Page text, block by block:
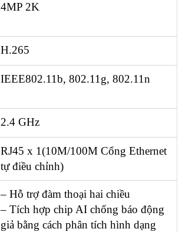
4MP 2K
H.265
IEEE802.11b, 802.11g, 802.11n
2.4 GHz
RJ45 x 1(10M/100M Cổng Ethernet
tự điều chỉnh)
– Hỗ trợ đàm thoại hai chiều
– Tích hợp chip AI chống báo động
giả bằng cách phân tích hình dạng